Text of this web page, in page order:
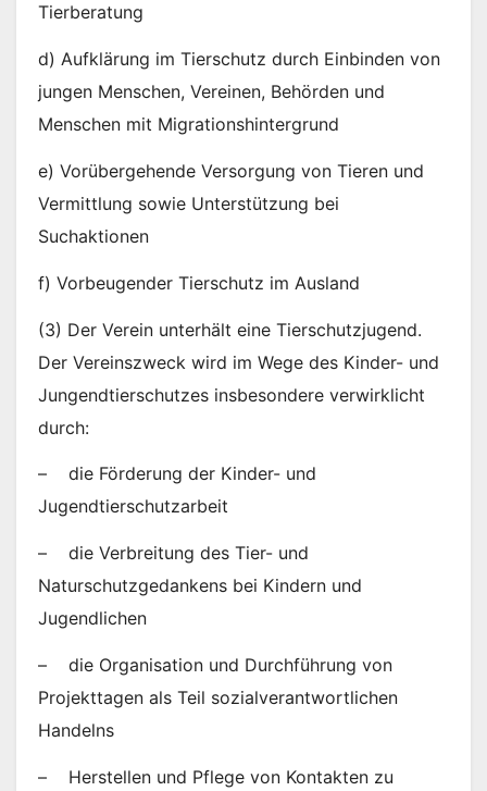
Tierberatung
d) Aufklärung im Tierschutz durch Einbinden von
jungen Menschen, Vereinen, Behörden und
Menschen mit Migrationshintergrund
e) Vorübergehende Versorgung von Tieren und
Vermittlung sowie Unterstützung bei
Suchaktionen
f) Vorbeugender Tierschutz im Ausland
(3) Der Verein unterhält eine Tierschutzjugend.
Der Vereinszweck wird im Wege des Kinder- und
Jungendtierschutzes insbesondere verwirklicht
durch:
– die Förderung der Kinder- und
Jugendtierschutzarbeit
– die Verbreitung des Tier- und
Naturschutzgedankens bei Kindern und
Jugendlichen
– die Organisation und Durchführung von
Projekttagen als Teil sozialverantwortlichen
Handelns
– Herstellen und Pflege von Kontakten zu